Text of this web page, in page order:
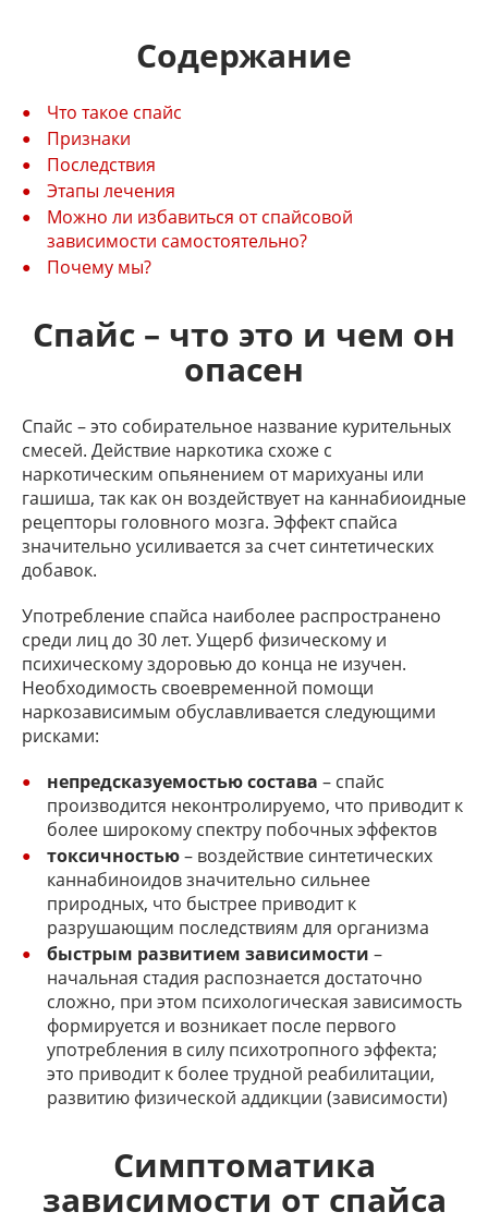
Содержание
Что такое спайс
Признаки
Последствия
Этапы лечения
Можно ли избавиться от спайсовой
зависимости самостоятельно?
Почему мы?
Спайс – что это и чем он
опасен
Спайс – это собирательное название курительных
смесей. Действие наркотика схоже с
наркотическим опьянением от марихуаны или
гашиша, так как он воздействует на каннабиоидные
рецепторы головного мозга. Эффект спайса
значительно усиливается за счет синтетических
добавок.
Употребление спайса наиболее распространено
среди лиц до 30 лет. Ущерб физическому и
психическому здоровью до конца не изучен.
Необходимость своевременной помощи
наркозависимым обуславливается следующими
рисками:
непредсказуемостью состава – спайс
производится неконтролируемо, что приводит к
более широкому спектру побочных эффектов
токсичностью– воздействие синтетических
каннабиноидов значительно сильнее
природных, что быстрее приводит к
разрушающим последствиям для организма
быстрым развитием зависимости –
начальная стадия распознается достаточно
сложно, при этом психологическая зависимость
формируется и возникает после первого
употребления в силу психотропного эффекта;
это приводит к более трудной реабилитации,
развитию физической аддикции (зависимости)
Симптоматика
зависимости от спайса